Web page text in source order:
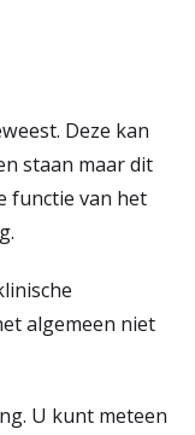
Deze kan
staan maar dit
functie van het
algemeen niet
U kunt meteen